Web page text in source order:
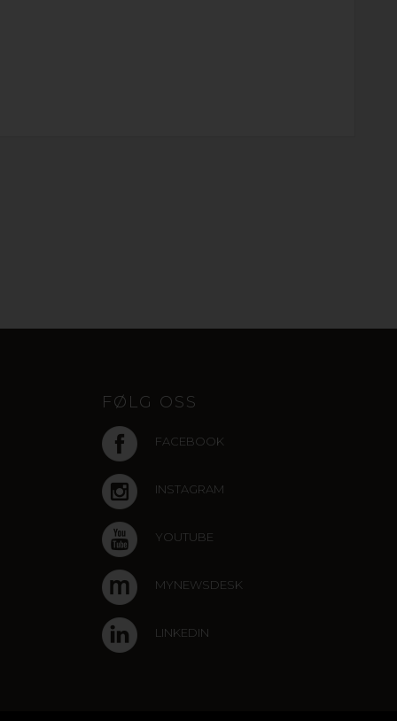
FØLG OSS
FACEBOOK
INSTAGRAM
YOUTUBE
MYNEWSDESK
LINKEDIN